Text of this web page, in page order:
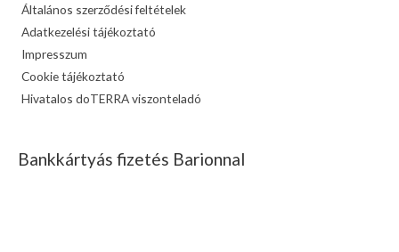
Általános szerződési feltételek
Adatkezelési tájékoztató
Impresszum
Cookie tájékoztató
Hivatalos doTERRA viszonteladó
Bankkártyás fizetés Barionnal